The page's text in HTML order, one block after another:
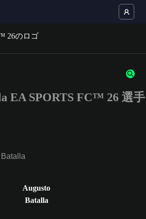
字または数字を入力してください。
EA SPORTS FC™ 26 選手
Augusto
Batalla